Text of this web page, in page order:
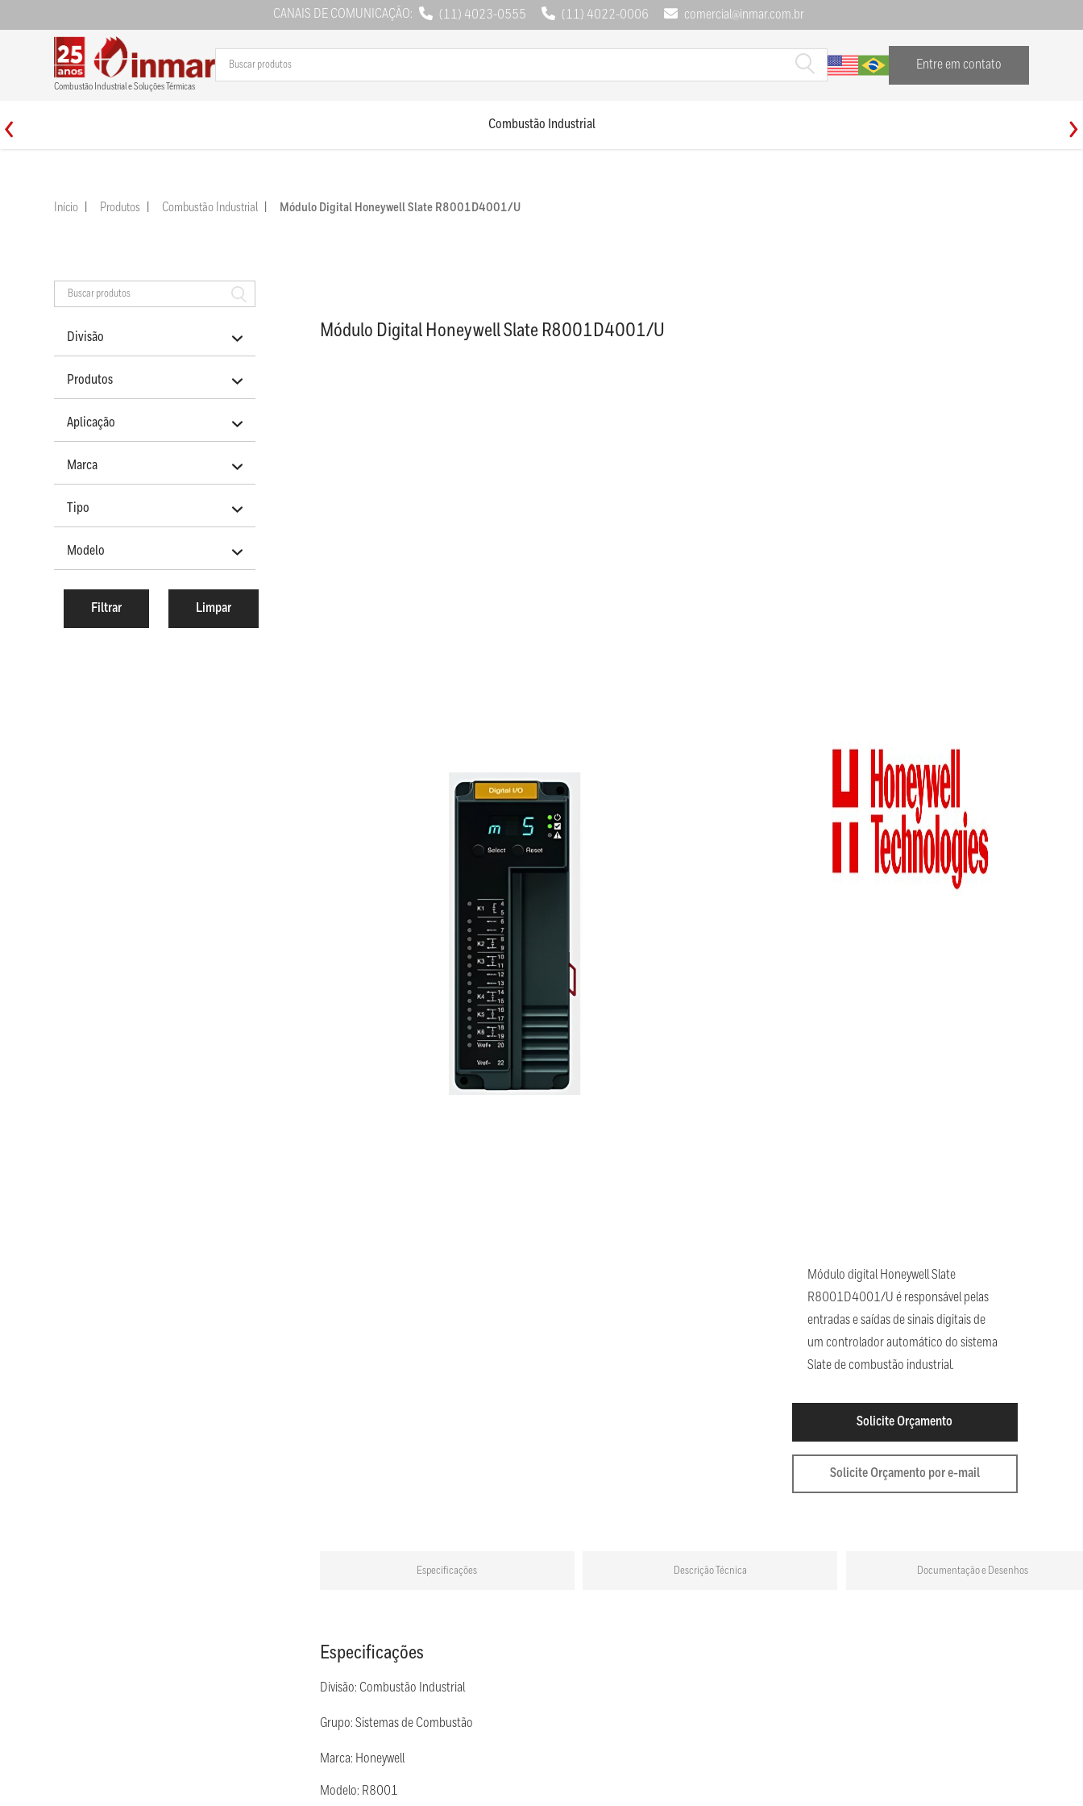
CANAIS DE COMUNICAÇÃO: (11) 4023-0555 (11) 4022-0006 comercial@inmar.com.br
Combustão Industrial e Soluções Térmicas
Entre em contato
Combustão Industrial
Início Produtos Combustão Industrial Módulo Digital Honeywell Slate R8001D4001/U
Divisão
Produtos
Aplicação
Marca
Tipo
Modelo
Módulo Digital Honeywell Slate R8001D4001/U
Módulo digital Honeywell Slate
R8001D4001/U é responsável pelas
entradas e saídas de sinais digitais de
um controlador automático do sistema
Slate de combustão industrial.
Solicite Orçamento
Solicite Orçamento por e-mail
Especificações Descrição Técnica Documentação e Desenhos
Especificações
Divisão: Combustão Industrial
Grupo: Sistemas de Combustão
Marca: Honeywell
Modelo: R8001